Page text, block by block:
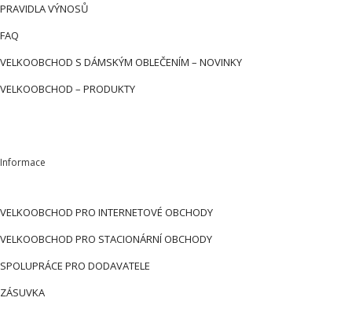
PRAVIDLA VÝNOSŮ
FAQ
VELKOOBCHOD S DÁMSKÝM OBLEČENÍM – NOVINKY
VELKOOBCHOD – PRODUKTY
Informace
VELKOOBCHOD PRO INTERNETOVÉ OBCHODY
VELKOOBCHOD PRO STACIONÁRNÍ OBCHODY
SPOLUPRÁCE PRO DODAVATELE
ZÁSUVKA